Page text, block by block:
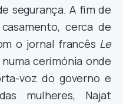
segurança. A fim de
cerca de
o jornal francês Le
cerimónia onde
voz do governo e
mulheres, Najat